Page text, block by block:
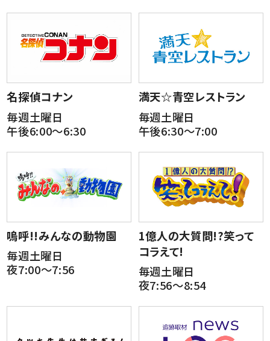
名探偵コナン
毎週土曜日
午後6:00～6:30
満天☆青空レストラン
毎週土曜日
午後6:30～7:00
嗚呼!!みんなの動物園
毎週土曜日
夜7:00～7:56
1億人の大質問!?笑って
コラえて!
毎週土曜日
夜7:56～8:54